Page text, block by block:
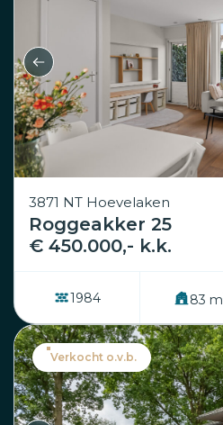
3871 NT Hoevelaken
Roggeakker 25
€ 450.000,- k.k.
1984 83 m
Verkocht o.v.b.